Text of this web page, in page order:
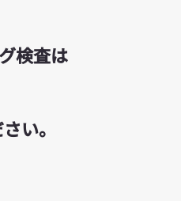
検査は
い。